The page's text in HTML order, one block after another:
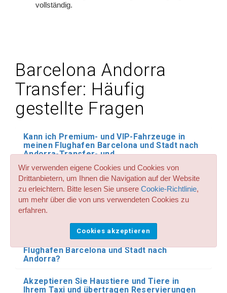
vollständig.
Barcelona Andorra
Transfer: Häufig
gestellte Fragen
Kann ich Premium- und VIP-Fahrzeuge in
meinen Flughafen Barcelona und Stadt nach
Andorra-Transfer- und
Transferreservierungen reservieren?
Haben Sie Sitzplätze für Kinder und Babys
bei allen Transferservices und Transfers ab
und bis zu Andorra von Barcelona Stadt und
Flughafen? Welchen Preis haben sie?
Haben Sie große Taxis mit bis zu 8
Sitzplätzen für meine Transfers ab
Flughafen Barcelona und Stadt nach
Andorra?
Akzeptieren Sie Haustiere und Tiere in
Ihrem Taxi und übertragen Reservierungen
Wir verwenden eigene Cookies und Cookies von
Drittanbietern, um Ihnen die Navigation auf der Website
zu erleichtern. Bitte lesen Sie unsere Cookie-Richtlinie,
um mehr über die von uns verwendeten Cookies zu
erfahren.
Cookies akzeptieren